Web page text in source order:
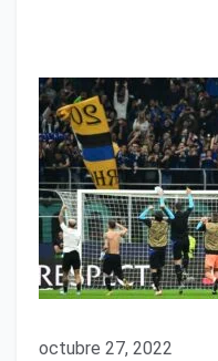
octubre 27, 2022